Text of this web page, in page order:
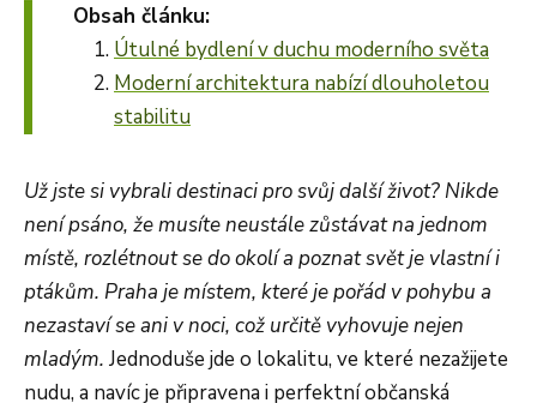
Obsah článku:
Útulné bydlení v duchu moderního světa
Moderní architektura nabízí dlouholetou
stabilitu
Už jste si vybrali destinaci pro svůj další život? Nikde
není psáno, že musíte neustále zůstávat na jednom
místě, rozlétnout se do okolí a poznat svět je vlastní i
ptákům. Praha je místem, které je pořád v pohybu a
nezastaví se ani v noci, což určitě vyhovuje nejen
mladým. Jednoduše jde o lokalitu, ve které nezažijete
nudu, a navíc je připravena i perfektní občanská